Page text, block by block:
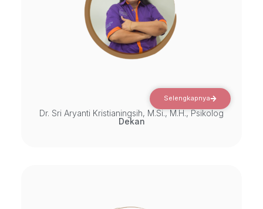
Selengkapnya
Dr. Sri Aryanti Kristianingsih, M.Si., M.H., Psikolog
Dekan